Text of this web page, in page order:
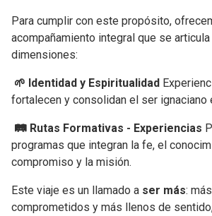
Para cumplir con este propósito,
acompañamiento integral que se
dimensiones:
🌱 Identidad y Espiritualidad
fortalecen y consolidan el ser ignaciano
🛤️ Rutas Formativas - Experiencias
programas que integran la fe, el
compromiso y la misión.
Este viaje es un llamado a ser más:
comprometidos y más llenos de